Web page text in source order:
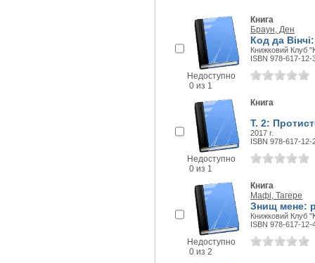
Недоступно
0 из 1
Книга
Браун, Ден
Код да
Книжковий Клуб
ISBN 978-617-12-
Недоступно
0 из 1
Книга
Т. 2:
2017 г.
ISBN 978-617-12-
Недоступно
0 из 2
Книга
Мафі, Тагере
Знищ мене:
Книжковий Клуб
ISBN 978-617-12-